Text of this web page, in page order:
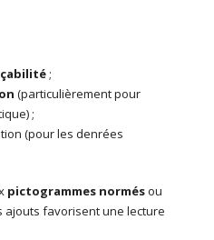
;
(particulièrement pour
;
(pour les denrées
pictogrammes normésou
ajouts favorisent une lecture